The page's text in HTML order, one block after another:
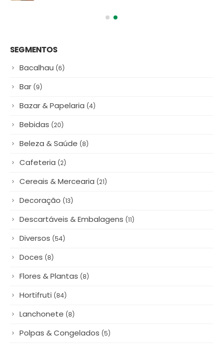
SEGMENTOS
Bacalhau (6)
Bar (9)
Bazar & Papelaria (4)
Bebidas (20)
Beleza & Saúde (8)
Cafeteria (2)
Cereais & Mercearia (21)
Decoração (13)
Descartáveis & Embalagens (11)
Diversos (54)
Doces (8)
Flores & Plantas (8)
Hortifruti (84)
Lanchonete (8)
Polpas & Congelados (5)